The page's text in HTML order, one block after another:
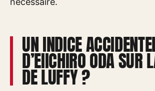
UN INDICE
D’EIICHIRO ODA SUR
DE LUFFY ?